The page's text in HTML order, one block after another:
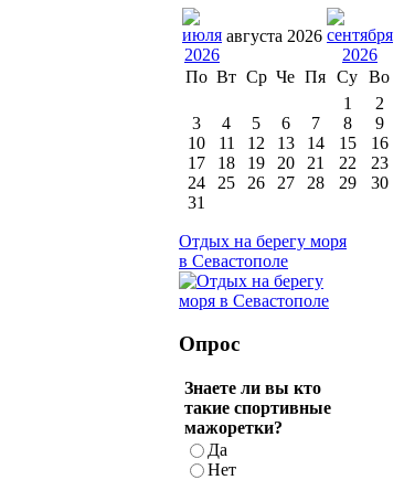
августа 2026
По Вт Ср Че Пя Су Во
1
2
3
4 5 6 7 8
9
10
11 12 13 14 15
16
17
18 19 20 21 22
23
24
25 26 27 28 29
30
31
Отдых на берегу моря
в Севастополе
Опрос
Знаете ли вы кто
такие спортивные
мажоретки?
Да
Нет